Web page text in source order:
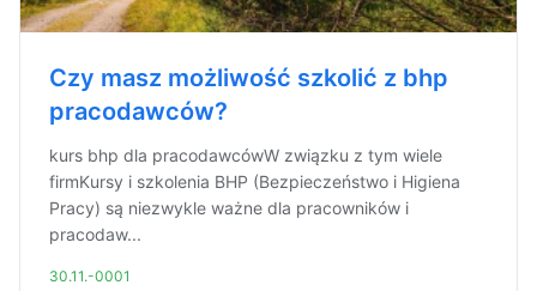
Czy masz możliwość szkolić z bhp
pracodawców?
kurs bhp dla pracodawcówW związku z tym wiele
firmKursy i szkolenia BHP (Bezpieczeństwo i Higiena
Pracy) są niezwykle ważne dla pracowników i
pracodaw...
30.11.-0001